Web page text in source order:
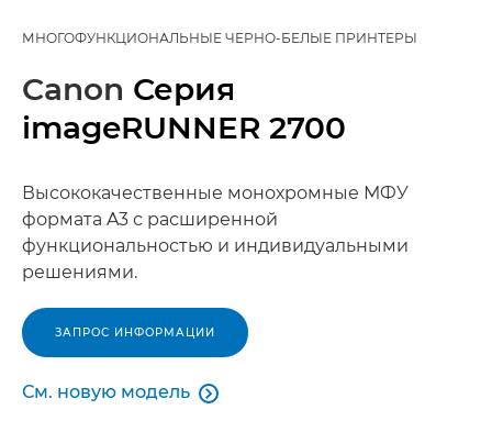
МНОГОФУНКЦИОНАЛЬНЫЕ ЧЕРНО-БЕЛЫЕ ПРИНТЕРЫ
Canon Серия
imageRUNNER 2700
Высококачественные монохромные МФУ
формата A3 с расширенной
функциональностью и индивидуальными
решениями.
ЗАПРОС ИНФОРМАЦИИ
См. новую модель
См. новую модель
